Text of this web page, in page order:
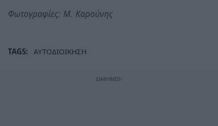
Φωτογραφίες: Μ. Καρούνης
TAGS: ΑΥΤΟΔΙΟΙΚΗΣΗ